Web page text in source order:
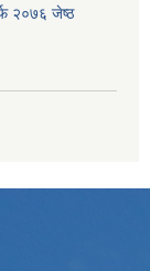
२०७६ जेष्ठ